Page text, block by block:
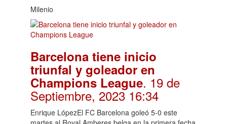
Milenio
Barcelona tiene inicio
triunfal y goleador en
Champions League. 19 de
Septiembre, 2023 16:34
Enrique LópezEl FC Barcelona goleó 5-0 este